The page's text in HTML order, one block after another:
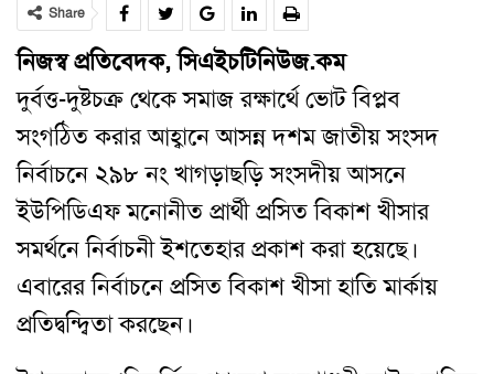
Share
নিজস্ব প্রতিবেদক, সিএইচটিনিউজ.কম
দুর্বত্ত-দুষ্টচক্র থেকে সমাজ রক্ষার্থে ভোট বিপ্লব
সংগঠিত করার আহ্বানে আসন্ন দশম জাতীয় সংসদ
নির্বাচনে ২৯৮ নং খাগড়াছড়ি সংসদীয় আসনে
ইউপিডিএফ মনোনীত প্রার্থী প্রসিত বিকাশ খীসার
সমর্থনে নির্বাচনী ইশতেহার প্রকাশ করা হয়েছে।
এবারের নির্বাচনে প্রসিত বিকাশ খীসা হাতি মার্কায়
প্রতিদ্বন্দ্বিতা করছেন।